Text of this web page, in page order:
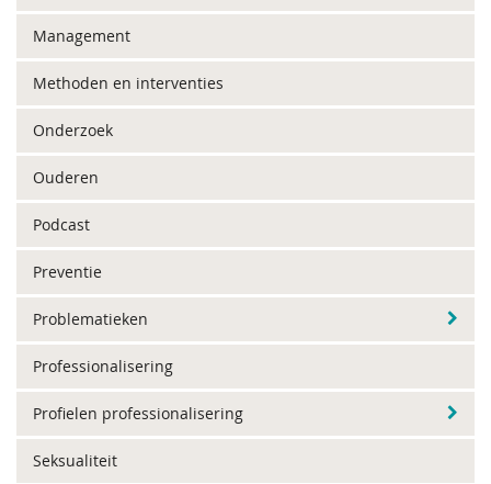
Management
Methoden en interventies
Onderzoek
Ouderen
Podcast
Preventie
Problematieken
Professionalisering
Profielen professionalisering
Seksualiteit